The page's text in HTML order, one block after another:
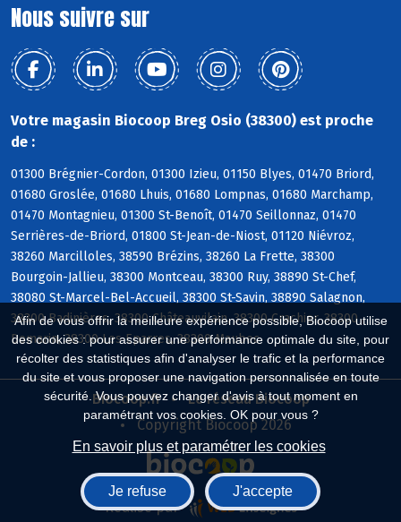
Afin de vous offrir la meilleure expérience possible, Biocoop utilise
des cookies : pour assurer une performance optimale du site, pour
récolter des statistiques afin d'analyser le trafic et la performance
du site et vous proposer une navigation personnalisée en toute
sécurité. Vous pouvez changer d'avis à tout moment en
paramétrant vos cookies. OK pour vous ?
En savoir plus et paramétrer les cookies
Je refuse J'accepte
Nous suivre sur
Votre magasin Biocoop Breg Osio (38300) est proche
de :
01300 Brégnier-Cordon, 01300 Izieu, 01150 Blyes, 01470 Briord,
01680 Groslée, 01680 Lhuis, 01680 Lompnas, 01680 Marchamp,
01470 Montagnieu, 01300 St-Benoît, 01470 Seillonnaz, 01470
Serrières-de-Briord, 01800 St-Jean-de-Niost, 01120 Niévroz,
38260 Marcilloles, 38590 Brézins, 38260 La Frette, 38300
Bourgoin-Jallieu, 38300 Montceau, 38300 Ruy, 38890 St-Chef,
38080 St-Marcel-Bel-Accueil, 38300 St-Savin, 38890 Salagnon,
38300 Badinières, 38300 Châteauvilain, 38300 Crachier, 38300
Domarin, 38300 Les Eparres, 38300 Maubec
Biocoop.fr
Le réseau Biocoop
Copyright Biocoop 2026
Réalisé par